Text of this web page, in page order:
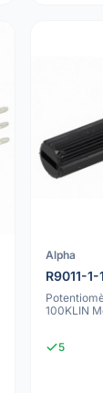
Alpha
R9011-
100KLIN
5